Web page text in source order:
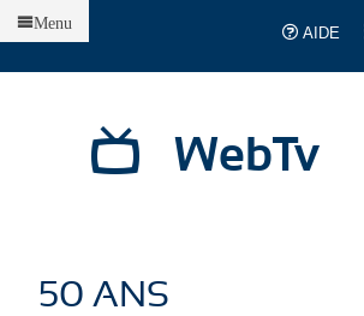
AIDE
WebTv
Menu
50 ANS